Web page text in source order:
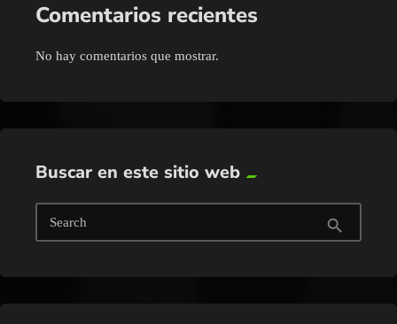
Comentarios recientes
No hay comentarios que mostrar.
Buscar en este sitio web
Search search